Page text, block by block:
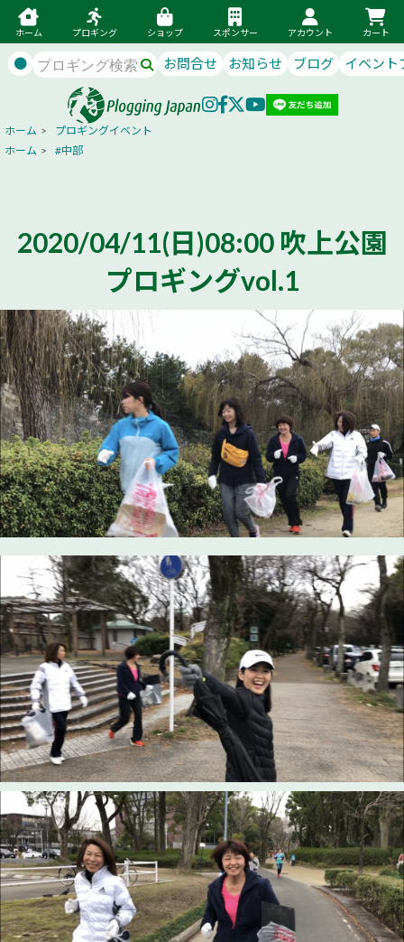
ホーム プロギング ショップ スポンサー アカウント カート
● お問合せ お知らせ ブログ イベント
ホーム >
プロギングイベント
ホーム > #中部
2020/04/11(日)08:00 吹上公園
プロギングvol.1